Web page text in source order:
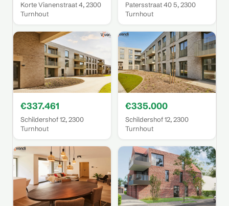
Korte Vianenstraat 4, 2300
Turnhout
Patersstraat 40 5, 2300
Turnhout
€337.461
Schildershof 12, 2300
Turnhout
€335.000
Schildershof 12, 2300
Turnhout